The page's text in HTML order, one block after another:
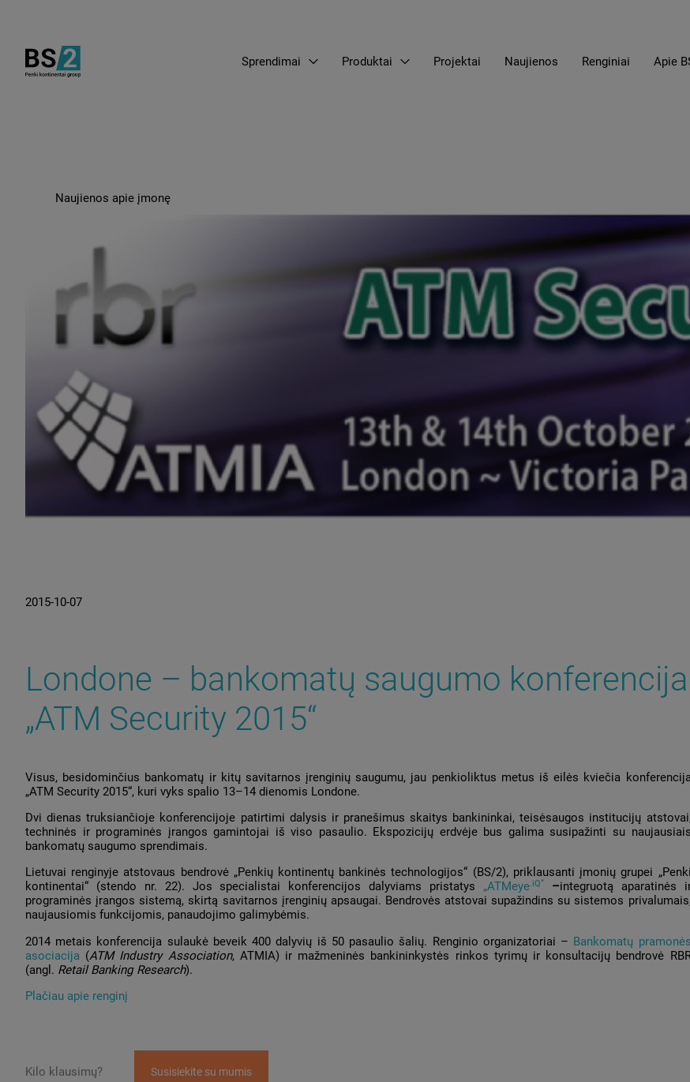
Sprendimai Produktai Projektai Naujienos Renginiai Apie
Naujienos apie įmonę
2015-10-07
Londone – bankomatų saugumo konferencija
„ATM Security 2015“
Visus, besidominčius bankomatų ir kitų savitarnos įrenginių saugumu, jau penkioliktus metus iš eilės kviečia
„ATM Security 2015“, kuri vyks spalio 13–14 dienomis Londone.
Dvi dienas truksiančioje konferencijoje patirtimi dalysis ir pranešimus skaitys bankininkai, teisėsaugos institucijų
techninės ir programinės įrangos gamintojai iš viso pasaulio. Ekspozicijų erdvėje bus galima susipažinti su naujausiais
bankomatų saugumo sprendimais.
Lietuvai renginyje atstovaus bendrovė „Penkių kontinentų bankinės technologijos“ (BS/2), priklausanti įmonių grupei „Penki
kontinentai“ (stendo nr. 22). Jos specialistai konferencijos dalyviams pristatys „ATMeye .iQ“ –integruotą aparatinės
programinės įrangos sistemą, skirtą savitarnos įrenginių apsaugai. Bendrovės atstovai supažindins su sistemos
naujausiomis funkcijomis, panaudojimo galimybėmis.
2014 metais konferencija sulaukė beveik 400 dalyvių iš 50 pasaulio šalių. Renginio organizatoriai – Bankomatų pramonės
asociacija (ATM Industry Association, ATMIA) ir mažmeninės bankininkystės rinkos tyrimų ir konsultacijų bendrovė
(angl. Retail Banking Research).
Plačiau apie renginį
Kilo klausimų? Susisiekite su mumis